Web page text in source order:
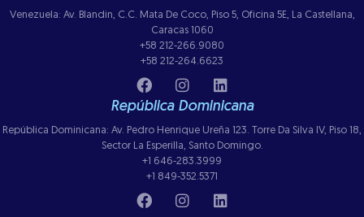
Venezuela: Av. Blandin, C.C. Mata De Coco, Piso 5, Oficina 5E, La Castellana,
Caracas 1060
+58 212-266.9080
+58 212-264.6623
República Dominicana
República Dominicana: Av. Pedro Henrique Ureña 123. Torre Da Silva IV, Piso 18,
Sector La Esperilla, Santo Domingo.
+1 646-283.3999
+1 849-352.5371